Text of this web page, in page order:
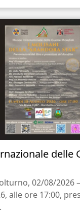
delle
02/08/2026
alle ore 17:00,